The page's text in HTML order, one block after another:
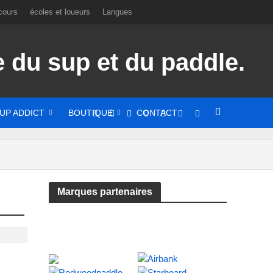
écoles et loueurs Langues
ADDICT BOUTIQUE CONTACT
Marques partenaires